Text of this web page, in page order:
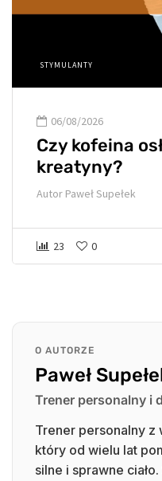
STYMULANTY
06/08/2026
Czy kofeina
kreatyny?
Autor Paweł Supełek
23 0
O AUTORZE
Paweł
Trener personalny z
który od wielu lat
silne i sprawne
Trener personalny i